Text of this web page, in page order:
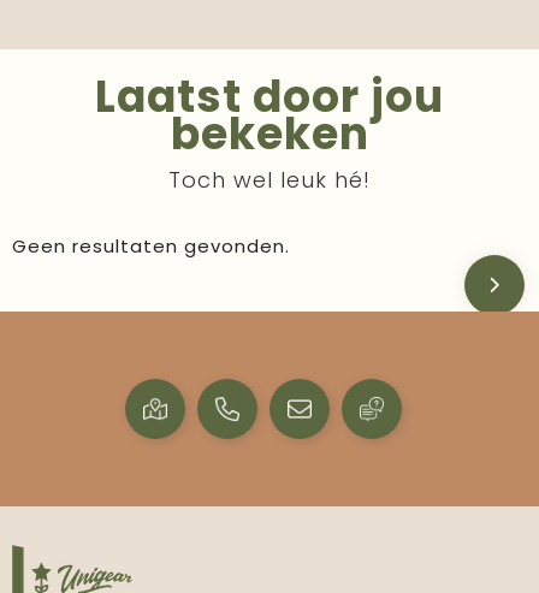
Laatst door jou
bekeken
Toch wel leuk hé!
Geen resultaten gevonden.